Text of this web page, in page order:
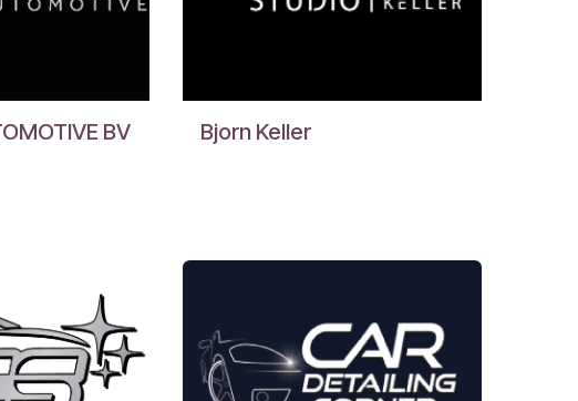
BV Bjorn Keller